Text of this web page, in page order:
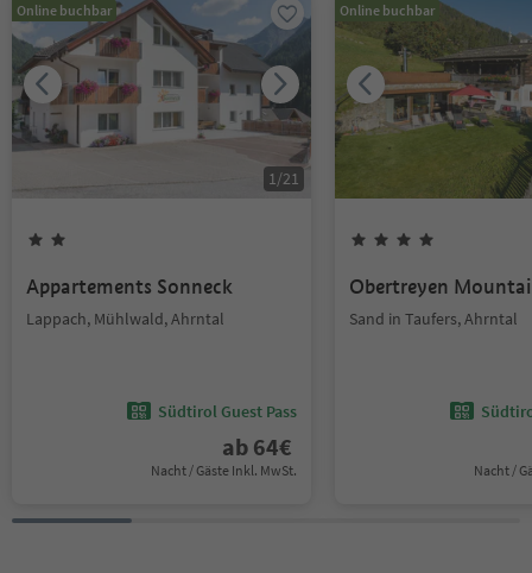
Online buchbar
1/21
Appartements Sonneck
Lappach, Mühlwald, Ahrntal
Südtirol Guest Pass
ab 64€
Nacht / Gäste Inkl. MwSt.
Online buchbar
Obertreyen
Sand in Taufers, Ahrntal
Nacht /